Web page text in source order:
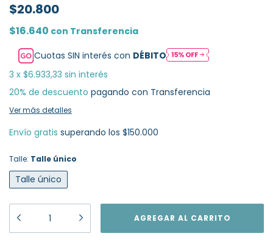
$20.800
$16.640 con Transferencia
Cuotas SIN interés con DÉBITO
3 x $6.933,33 sin interés
20% de descuento pagando con Transferencia
Ver más detalles
Envío gratis superando los $150.000
Talle: Talle único
Talle único